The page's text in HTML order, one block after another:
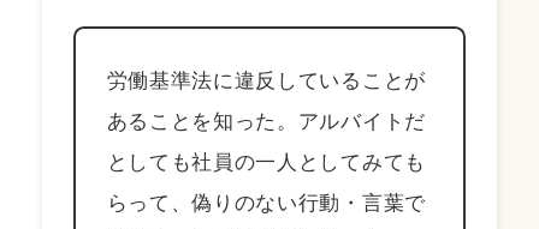
労働基準法に違反していることが
あることを知った。アルバイトだ
としても社員の一人としてみても
らって、偽りのない行動・言葉で